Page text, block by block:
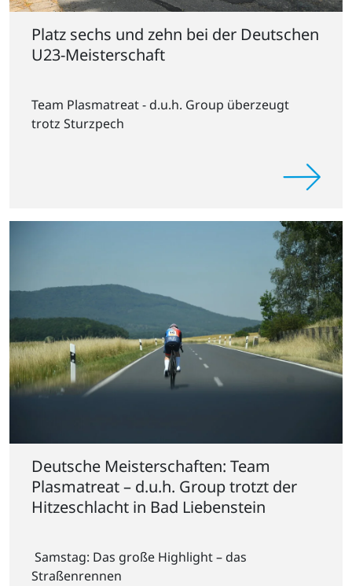
Platz sechs und zehn bei der Deutschen
U23-Meisterschaft
Team Plasmatreat - d.u.h. Group überzeugt
trotz Sturzpech
Deutsche Meisterschaften: Team
Plasmatreat – d.u.h. Group trotzt der
Hitzeschlacht in Bad Liebenstein
Samstag: Das große Highlight – das
Straßenrennen